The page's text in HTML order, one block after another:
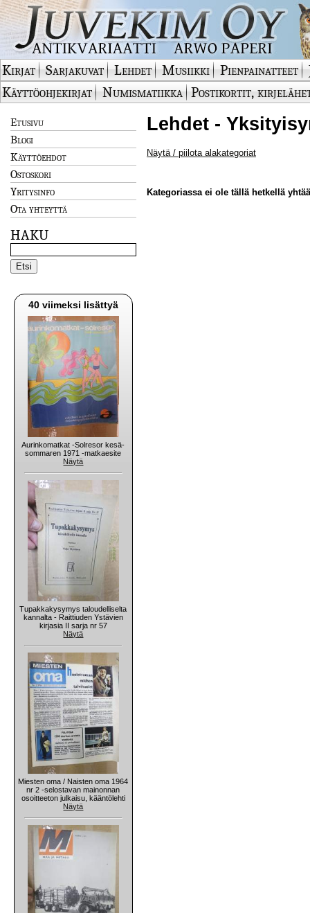
Kirjat Sarjakuvat Lehdet Musiikki Pienpainatteet
Käyttöohjekirjat
Numismatiikka Postikortit,
Etusivu
Blogi
Käyttöehdot
Ostoskori
Yritysinfo
Ota yhteyttä
HAKU
40 viimeksi lisättyä
Aurinkomatkat -Solresor kesä-
sommaren 1971 -matkaesite
Näytä
Tupakkakysymys taloudelliselta
kannalta - Raittiuden Ystävien
kirjasia II sarja nr 57
Näytä
Miesten oma / Naisten oma 1964
nr 2 -selostavan mainonnan
osoitteeton julkaisu, kääntölehti
Näytä
Lehdet -
Näytä / piilota alakategoriat
Kategoriassa ei ole tällä hetkellä